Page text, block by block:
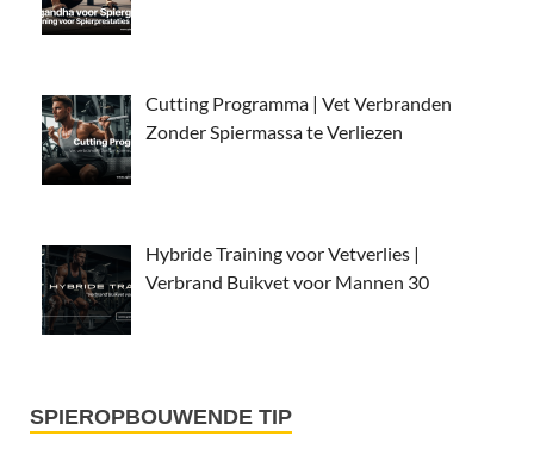
Cutting Programma | Vet Verbranden
Zonder Spiermassa te Verliezen
Hybride Training voor Vetverlies |
Verbrand Buikvet voor Mannen 30
SPIEROPBOUWENDE TIP